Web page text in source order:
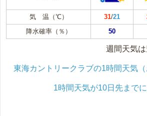
気 温（℃） 31/21
降水確率（％）
50
週間天気は
東海カントリークラブの1時間天気（
1時間天気が10日先まで